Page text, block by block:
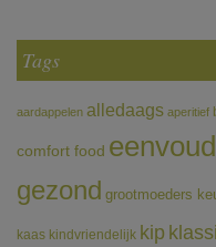
Tags
aardappelen alledaags aperitief
comfort food
gezond grootmoeders
kaas kindvriendelijk kip